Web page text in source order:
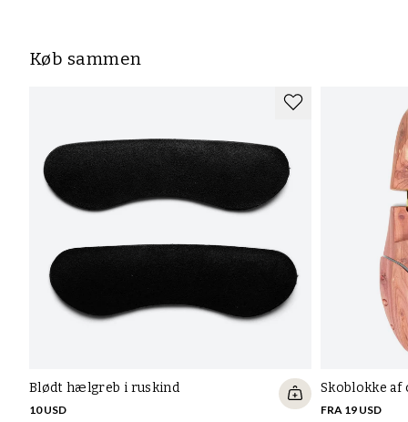
Køb sammen
Blødt hælgreb i ruskind
10 USD
Skoblokke
FRA 19 USD